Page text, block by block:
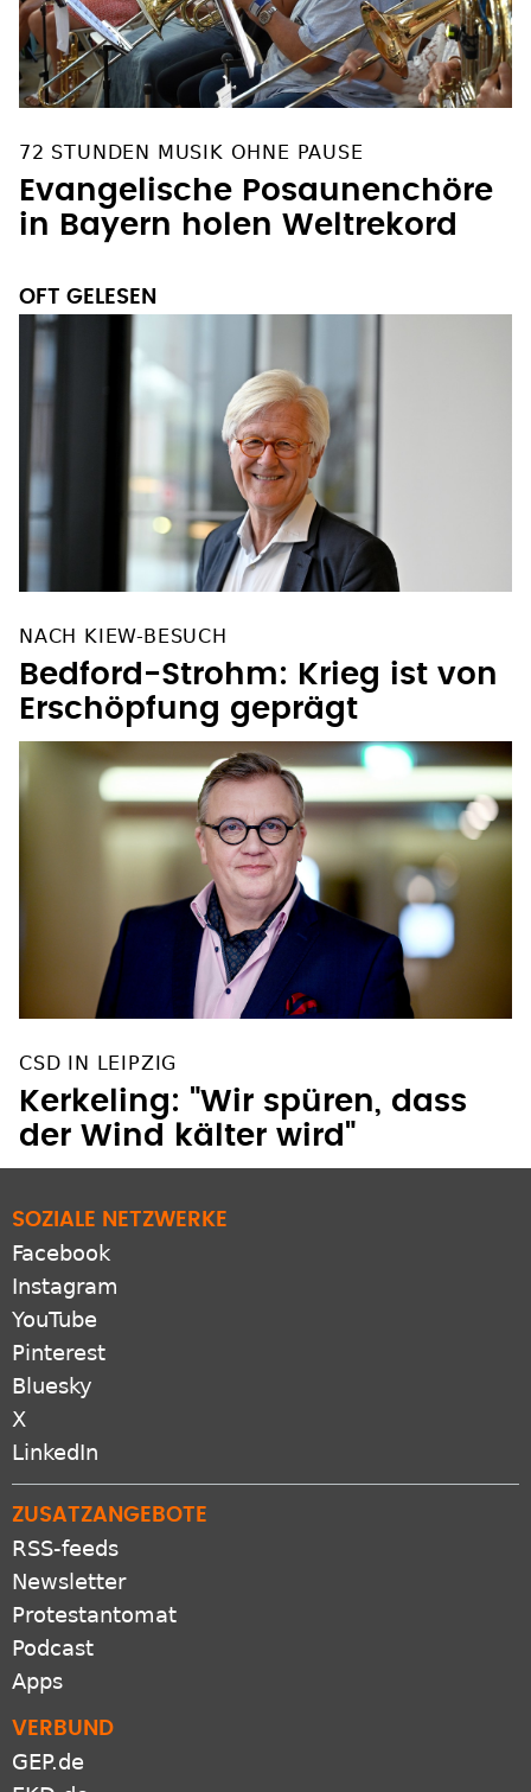
72 STUNDEN MUSIK OHNE PAUSE
Evangelische Posaunenchöre
in Bayern holen Weltrekord
OFT GELESEN
NACH KIEW-BESUCH
Bedford-Strohm: Krieg ist von
Erschöpfung geprägt
CSD IN LEIPZIG
Kerkeling: "Wir spüren, dass
der Wind kälter wird"
SOZIALE NETZWERKE
Facebook
Instagram
YouTube
Pinterest
Bluesky
X
LinkedIn
ZUSATZANGEBOTE
RSS-feeds
Newsletter
Protestantomat
Podcast
Apps
VERBUND
GEP.de